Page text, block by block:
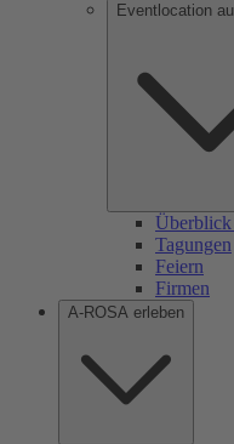
Eventlocation
Überblick
Tagungen
Feiern
Firmen
A-ROSA erleben